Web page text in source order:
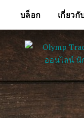
บล็อก เกี่ยวกั